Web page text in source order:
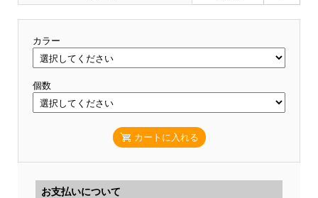
カラー
個数
カートに入れる
お支払いについて